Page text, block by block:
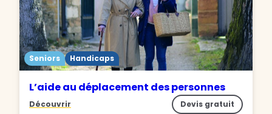
Seniors Handicaps
L’aide au déplacement des personnes
Découvrir Devis gratuit